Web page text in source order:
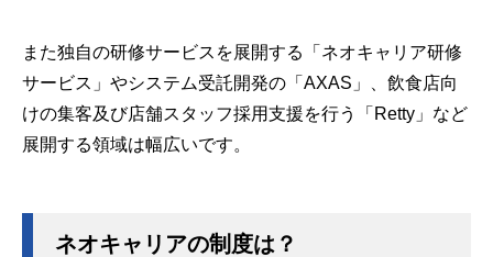
また独自の研修サービスを展開する「ネオキャリア研修
サービス」やシステム受託開発の「AXAS」、飲食店向
けの集客及び店舗スタッフ採用支援を行う「Retty」など
展開する領域は幅広いです。
ネオキャリアの制度は？